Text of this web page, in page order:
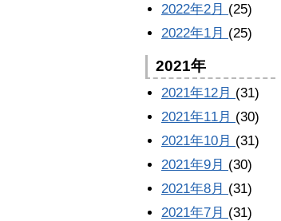
2022年2月 (25)
2022年1月 (25)
2021年
2021年12月 (31)
2021年11月 (30)
2021年10月 (31)
2021年9月 (30)
2021年8月 (31)
2021年7月 (31)